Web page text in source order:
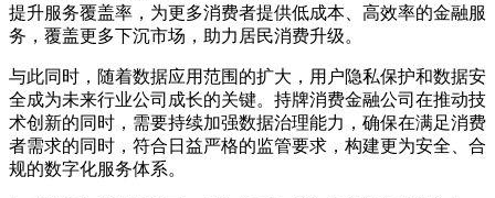
提升服务覆盖率，为更多消费者提供低成本、高效率的金融服
务，覆盖更多下沉市场，助力居民消费升级。
与此同时，随着数据应用范围的扩大，用户隐私保护和数据安
全成为未来行业公司成长的关键。持牌消费金融公司在推动技
术创新的同时，需要持续加强数据治理能力，确保在满足消费
者需求的同时，符合日益严格的监管要求，构建更为安全、合
规的数字化服务体系。